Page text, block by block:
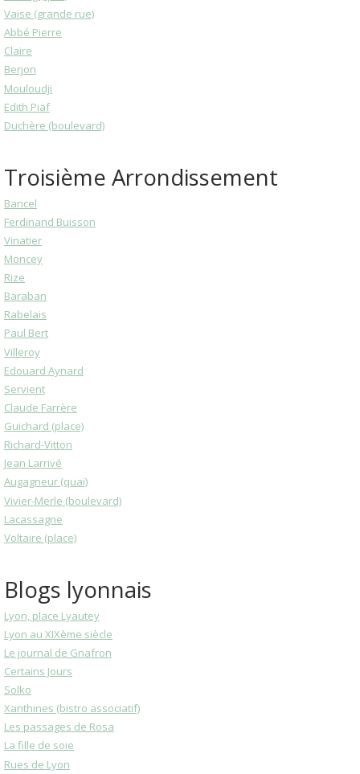
Vaise (grande rue)
Abbé Pierre
Claire
Berjon
Mouloudji
Edith Piaf
Duchère (boulevard)
Troisième Arrondissement
Bancel
Ferdinand Buisson
Vinatier
Moncey
Rize
Baraban
Rabelais
Paul Bert
Villeroy
Edouard Aynard
Servient
Claude Farrère
Guichard (place)
Richard-Vitton
Jean Larrivé
Augagneur (quai)
Vivier-Merle (boulevard)
Lacassagne
Voltaire (place)
Blogs lyonnais
Lyon, place Lyautey
Lyon au XIXème siècle
Le journal de Gnafron
Certains Jours
Solko
Xanthines (bistro associatif)
Les passages de Rosa
La fille de soie
Rues de Lyon